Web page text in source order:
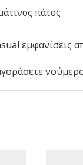
πάτος
εμφανίσεις